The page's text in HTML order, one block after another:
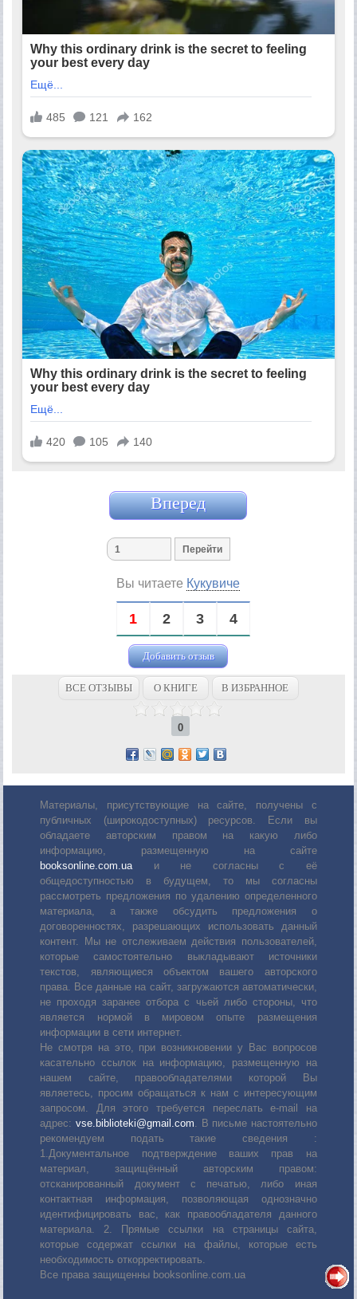
Вперед
Вы читаете Кукувиче
1 2 3 4
Добавить отзыв
ВСЕ ОТЗЫВЫ О КНИГЕ В ИЗБРАННОЕ
0
Материалы, присутствующие на сайте, получены с
публичных (широкодоступных) ресурсов. Если вы
обладаете авторским правом на какую либо
информацию, размещенную на сайте
booksonline.com.uaи не согласны с её
общедоступностью в будущем, то мы согласны
рассмотреть предложения по удалению определенного
материала, а также обсудить предложения о
договоренностях, разрешающих использовать данный
контент. Мы не отслеживаем действия пользователей,
которые самостоятельно выкладывают источники
текстов, являющиеся объектом вашего авторского
права. Все данные на сайт, загружаются автоматически,
не проходя заранее отбора с чьей либо стороны, что
является нормой в мировом опыте размещения
информации в сети интернет.
Не смотря на это, при возникновении у Вас вопросов
касательно ссылок на информацию, размещенную на
нашем сайте, правообладателями которой Вы
являетесь, просим обращаться к нам с интересующим
запросом. Для этого требуется переслать е-mail на
адрес: vse.biblioteki@gmail.com. В письме настоятельно
рекомендуем подать такие сведения :
1.Документальное подтверждение ваших прав на
материал, защищённый авторским правом:
отсканированный документ с печатью, либо иная
контактная информация, позволяющая однозначно
идентифицировать вас, как правообладателя данного
материала. 2. Прямые ссылки на страницы сайта,
которые содержат ссылки на файлы, которые есть
необходимость откорректировать.
Все права защищенны booksonline.com.ua